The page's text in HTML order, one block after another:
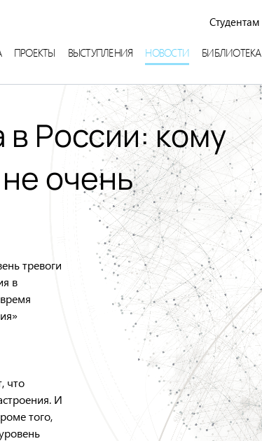
Студентам
ПРОЕКТЫ ВЫСТУПЛЕНИЯ НОВОСТИ БИБЛИОТЕКА
в России: кому
очень
тревоги
в
что
И
того,